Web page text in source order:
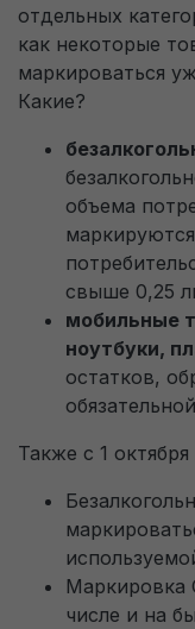
отдельных
как некоторые
маркироваться
Какие?
объема
свыше 0,25
мобильные
ноутбуки,
остатков,
Также с 1 октября
Маркировка
числе и на